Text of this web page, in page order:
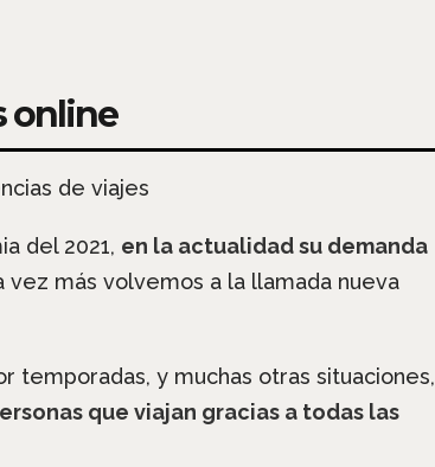
online
del 2021, en la actualidad su demanda
vez más volvemos a la llamada nueva
temporadas, y muchas otras situaciones,
que viajan gracias a todas las